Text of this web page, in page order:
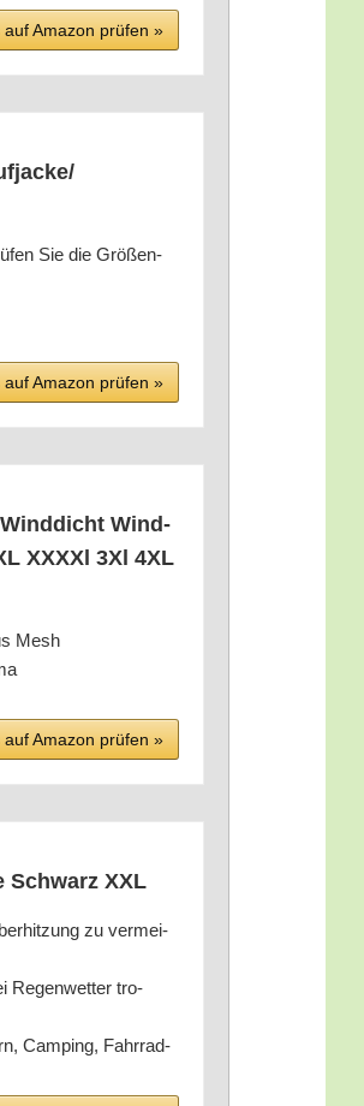
Ama­zon prü­fen »
Sie die Grö­ßen­
Ama­zon prü­fen »
Wind­dicht Wind­
XXXXl 3Xl 4XL
Mesh
Ama­zon prü­fen »
Schwarz XXL
zu ver­mei­
Regen­wet­ter tro­
Cam­ping, Fahr­rad­